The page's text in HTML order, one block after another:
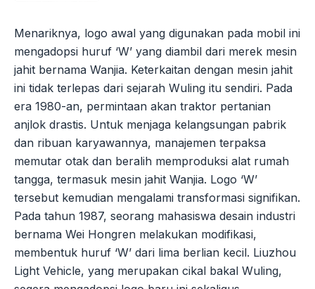
Menariknya, logo awal yang digunakan pada mobil ini
mengadopsi huruf ‘W’ yang diambil dari merek mesin
jahit bernama Wanjia. Keterkaitan dengan mesin jahit
ini tidak terlepas dari sejarah Wuling itu sendiri. Pada
era 1980-an, permintaan akan traktor pertanian
anjlok drastis. Untuk menjaga kelangsungan pabrik
dan ribuan karyawannya, manajemen terpaksa
memutar otak dan beralih memproduksi alat rumah
tangga, termasuk mesin jahit Wanjia. Logo ‘W’
tersebut kemudian mengalami transformasi signifikan.
Pada tahun 1987, seorang mahasiswa desain industri
bernama Wei Hongren melakukan modifikasi,
membentuk huruf ‘W’ dari lima berlian kecil. Liuzhou
Light Vehicle, yang merupakan cikal bakal Wuling,